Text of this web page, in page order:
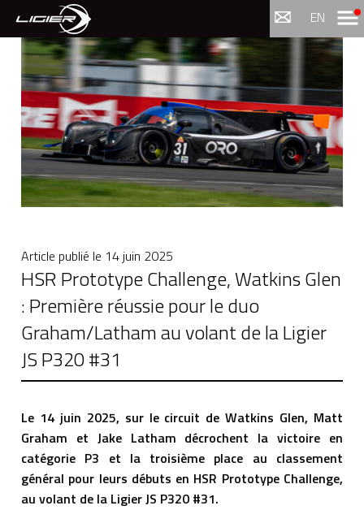
EN Menu
Article publié le 14 juin 2025
HSR Prototype Challenge, Watkins Glen
: Première réussie pour le duo
Graham/Latham au volant de la Ligier
JS P320 #31
Le 14 juin 2025, sur le circuit de Watkins Glen, Matt
Graham et Jake Latham décrochent la victoire en
catégorie P3 et la troisième place au classement
général pour leurs débuts en HSR Prototype Challenge,
au volant de la Ligier JS P320 #31.